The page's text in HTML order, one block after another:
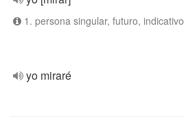
1. persona singular, futuro, indicativo
yo miraré